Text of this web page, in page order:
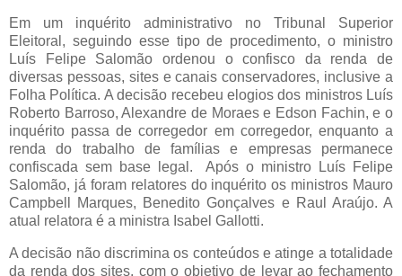
Em um inquérito administrativo no Tribunal Superior
Eleitoral, seguindo esse tipo de procedimento, o ministro
Luís Felipe Salomão ordenou o confisco da renda de
diversas pessoas, sites e canais conservadores, inclusive a
Folha Política. A decisão recebeu elogios dos ministros Luís
Roberto Barroso, Alexandre de Moraes e Edson Fachin, e o
inquérito passa de corregedor em corregedor, enquanto a
renda do trabalho de famílias e empresas permanece
confiscada sem base legal. Após o ministro Luís Felipe
Salomão, já foram relatores do inquérito os ministros Mauro
Campbell Marques, Benedito Gonçalves e Raul Araújo. A
atual relatora é a ministra Isabel Gallotti.
A decisão não discrimina os conteúdos e atinge a totalidade
da renda dos sites, com o objetivo de levar ao fechamento